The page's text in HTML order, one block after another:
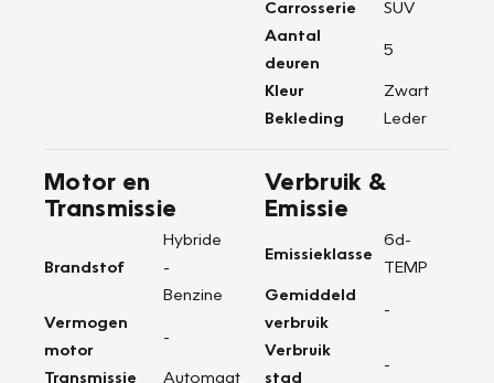
Carrosserie
SUV
Aantal
deuren
5
Kleur
Zwart
Bekleding
Leder
Motor en
Transmissie
Brandstof
Hybride
-
Benzine
Vermogen
motor
-
Transmissie
Automaat
Verbruik &
Emissie
Emissieklasse
6d-
TEMP
Gemiddeld
verbruik
-
Verbruik
stad
-